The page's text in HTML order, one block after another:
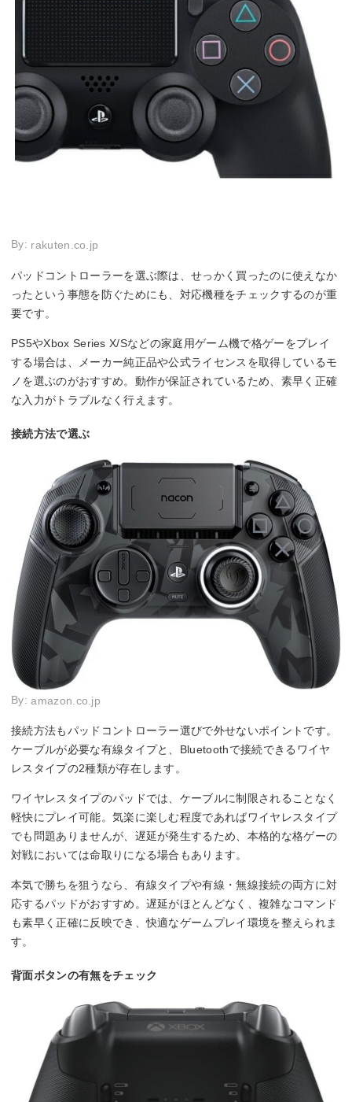
By: rakuten.co.jp
パッドコントローラーを選ぶ際は、せっかく買ったのに使えなか
ったという事態を防ぐためにも、対応機種をチェックするのが重
要です。
PS5やXbox Series X/Sなどの家庭用ゲーム機で格ゲーをプレイ
する場合は、メーカー純正品や公式ライセンスを取得しているモ
ノを選ぶのがおすすめ。動作が保証されているため、素早く正確
な入力がトラブルなく行えます。
接続方法で選ぶ
By:amazon.co.jp
接続方法もパッドコントローラー選びで外せないポイントです。
ケーブルが必要な有線タイプと、Bluetoothで接続できるワイヤ
レスタイプの2種類が存在します。
ワイヤレスタイプのパッドでは、ケーブルに制限されることなく
軽快にプレイ可能。気楽に楽しむ程度であればワイヤレスタイプ
でも問題ありませんが、遅延が発生するため、本格的な格ゲーの
対戦においては命取りになる場合もあります。
本気で勝ちを狙うなら、有線タイプや有線・無線接続の両方に対
応するパッドがおすすめ。遅延がほとんどなく、複雑なコマンド
も素早く正確に反映でき、快適なゲームプレイ環境を整えられま
す。
背面ボタンの有無をチェック